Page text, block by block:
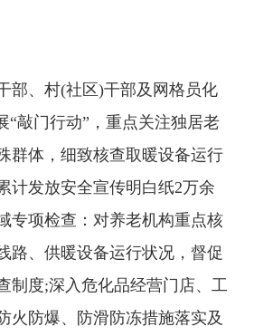
部、村(社区)干部及网格员化
“敲门行动”，重点关注独居老
群体，细致核查取暖设备运行
计发放安全宣传明白纸2万余
专项检查：对养老机构重点核
路、供暖设备运行状况，督促
制度;深入危化品经营门店、工
火防爆、防滑防冻措施落实及